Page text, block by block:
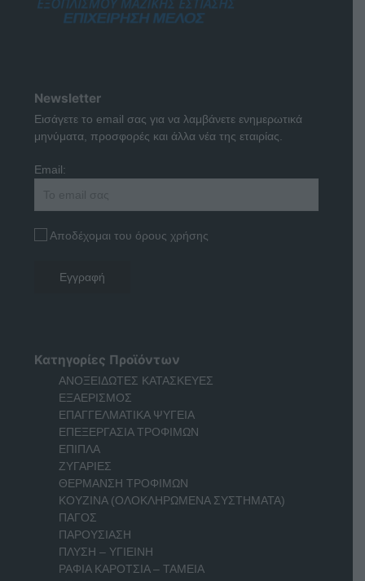
Newsletter
Εισάγετε το email σας για να λαμβάνετε ενημερωτικά
μηνύματα, προσφορές και άλλα νέα της εταιρίας.
Email:
Αποδέχομαι του όρους χρήσης
Κατηγορίες Προϊόντων
ΑΝΟΞΕΙΔΩΤΕΣ ΚΑΤΑΣΚΕΥΕΣ
ΕΞΑΕΡΙΣΜΟΣ
ΕΠΑΓΓΕΛΜΑΤΙΚΑ ΨΥΓΕΙΑ
ΕΠΕΞΕΡΓΑΣΙΑ ΤΡΟΦΙΜΩΝ
ΕΠΙΠΛΑ
ΖΥΓΑΡΙΕΣ
ΘΕΡΜΑΝΣΗ ΤΡΟΦΙΜΩΝ
ΚΟΥΖΙΝΑ (ΟΛΟΚΛΗΡΩΜΕΝΑ ΣΥΣΤΗΜΑΤΑ)
ΠΑΓΟΣ
ΠΑΡΟΥΣΙΑΣΗ
ΠΛΥΣΗ – ΥΓΙΕΙΝΗ
ΡΑΦΙΑ ΚΑΡΟΤΣΙΑ – ΤΑΜΕΙΑ